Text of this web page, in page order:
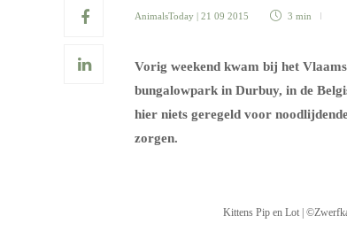
AnimalsToday | 21 09 2015 3 min
Vorig weekend kwam bij het
bungalowpark in Durbuy, in de
hier niets geregeld voor
zorgen.
Kittens Pip en Lot |